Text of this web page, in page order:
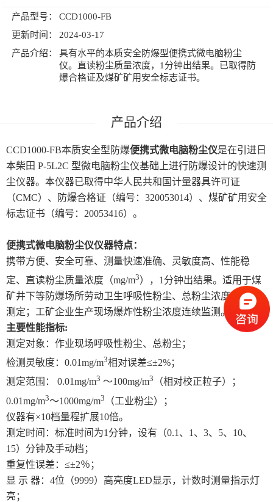
产品型号：
CCD1000-FB
更新时间：
2024-03-17
产品介绍：
具有水平的本质安全防爆型便携式微电脑粉尘
仪。直读粉尘质量浓度，1分钟出结果。已取得防
爆合格证及煤矿矿用安全标志证书。
CCD1000-FB本质安全型防爆便携式微电脑粉尘仪是在引进日
本柴田 P-5L2C 型微电脑粉尘仪基础上进行防爆设计的快速测
尘仪器。本仪器已取得中华人民共和国计量器具许可证
（CMC）、防爆合格证（编号：320053014）、煤矿矿用安全
标志证书（编号：20053416）。
便携式微电脑粉尘仪仪器特点：
携带方便、安全可靠、测量快速准确、灵敏度高、性能稳
定、直读粉尘质量浓度（mg/m3），1分钟出结果。适用于煤
矿井下等防爆场所劳动卫生呼吸性粉尘、总粉尘浓度的快速
测定；工矿企业生产现场爆炸性粉尘浓度连续监测。
主要性能指标:
测定对象：作业现场呼吸性粉尘、总粉尘；
检测灵敏度：0.01mg/m3相对误差≤±2%；
测定范围： 0.01mg/m3 ～100mg/m3
（相对校正粒子）；
0.01mg/m3～1000mg/m3
（工业粉尘）；
仪器有×10档量程扩展10倍。
测定时间：标准时间为1分钟，设有（0.1、1、3、5、10、
15）分钟及手动档；
重复性误差：≤±2％；
显 示 器：4位（9999）高亮度LED显示，计数时测量指示灯
亮；